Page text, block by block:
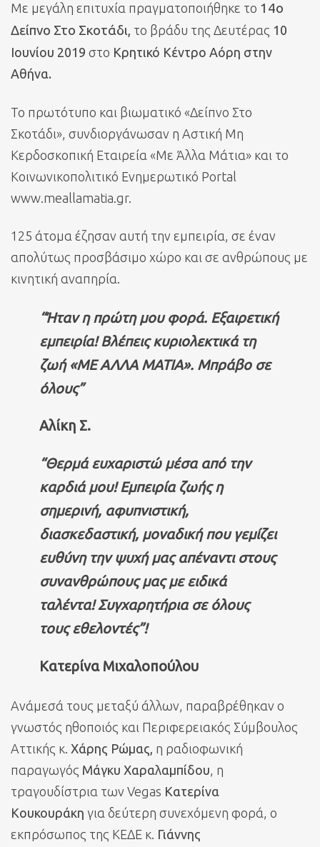
Με μεγάλη επιτυχία πραγματοποιήθηκε το 14ο
Δείπνο Στο Σκοτάδι, το βράδυ της Δευτέρας 10
Ιουνίου 2019 στο Κρητικό Κέντρο Αόρη στην
Αθήνα.
Το πρωτότυπο και βιωματικό «Δείπνο Στο
Σκοτάδι», συνδιοργάνωσαν η Αστική Μη
Κερδοσκοπική Εταιρεία «Με Άλλα Μάτια» και το
Κοινωνικοπολιτικό Ενημερωτικό Portal
www.meallamatia.gr.
125 άτομα έζησαν αυτή την εμπειρία, σε έναν
απολύτως προσβάσιμο χώρο και σε ανθρώπους με
κινητική αναπηρία.
“Ήταν η πρώτη μου φορά. Εξαιρετική
εμπειρία! Βλέπεις κυριολεκτικά τη
ζωή «ΜΕ ΑΛΛΑ ΜΑΤΙΑ». Μπράβο σε
όλους”
Αλίκη Σ.
“Θερμά ευχαριστώ μέσα από την
καρδιά μου! Εμπειρία ζωής η
σημερινή, αφυπνιστική,
διασκεδαστική, μοναδική που γεμίζει
ευθύνη την ψυχή μας απέναντι στους
συνανθρώπους μας με ειδικά
ταλέντα! Συγχαρητήρια σε όλους
τους εθελοντές”!
Κατερίνα Μιχαλοπούλου
Ανάμεσά τους μεταξύ άλλων, παραβρέθηκαν ο
γνωστός ηθοποιός και Περιφερειακός Σύμβουλος
Αττικής κ. Χάρης Ρώμας, η ραδιοφωνική
παραγωγός Μάγκυ Χαραλαμπίδου, η
τραγουδίστρια των Vegas Κατερίνα
Κουκουράκη για δεύτερη συνεχόμενη φορά, ο
εκπρόσωπος της ΚΕΔΕ κ. Γιάννης